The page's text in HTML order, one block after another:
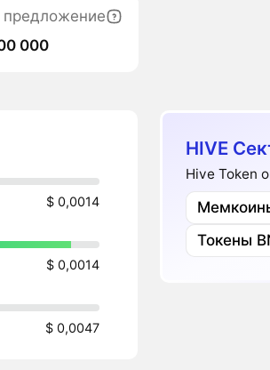
000
$ 0,0014
$ 0,0014
$ 0,0047
HIVE
Hive Token
Токены